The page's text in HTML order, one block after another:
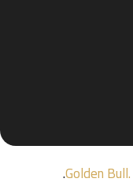
Golden Bull.